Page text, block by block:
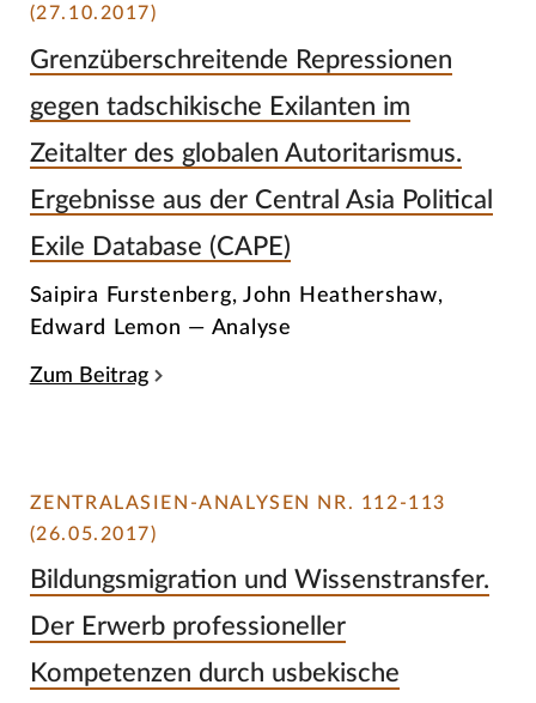
(27.10.2017)
Grenzüberschreitende Repressionen
gegen tadschikische Exilanten im
Zeitalter des globalen Autoritarismus.
Ergebnisse aus der Central Asia Political
Exile Database (CAPE)
Saipira Furstenberg, John Heathershaw,
Edward Lemon — Analyse
Zum Beitrag
ZENTRALASIEN-ANALYSEN NR. 112-113
(26.05.2017)
Bildungsmigration und Wissenstransfer.
Der Erwerb professioneller
Kompetenzen durch usbekische